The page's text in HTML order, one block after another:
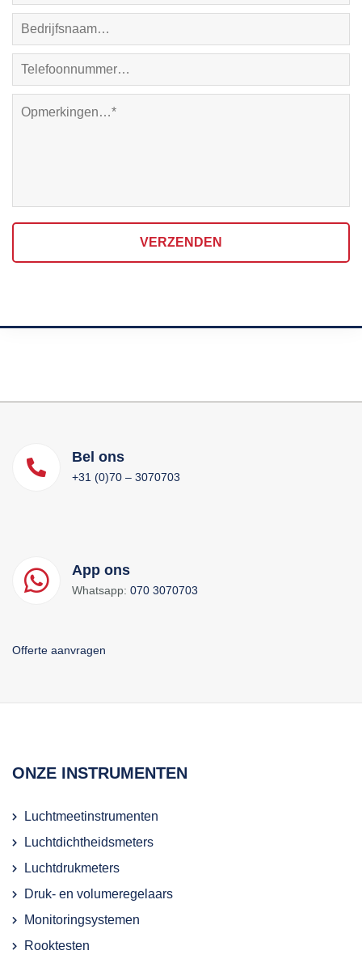
VERZENDEN
Bel ons
+31 (0)70 – 3070703
App ons
Whatsapp: 070 3070703
Offerte aanvragen
ONZE INSTRUMENTEN
Luchtmeetinstrumenten
Luchtdichtheidsmeters
Luchtdrukmeters
Druk- en volumeregelaars
Monitoringsystemen
Rooktesten